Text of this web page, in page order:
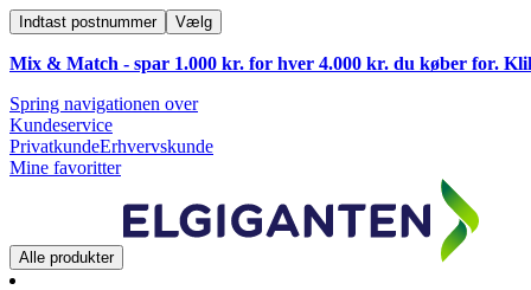
Indtast postnummer Vælg
Mix & Match - spar 1.000 kr. for hver 4.000 kr. du køber for.
Spring navigationen over
Kundeservice
PrivatkundeErhvervskunde
Mine favoritter
Alle produkter